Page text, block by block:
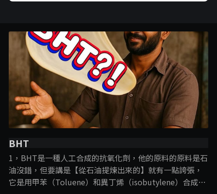
BHT
1，BHT是一種人工合成的抗氧化劑，他的原料的原料是石
油沒錯，但要講是【從石油提煉出來的】就有一點誇張，
它是用甲苯（Toluene）和異丁烯（isobutylene）合成